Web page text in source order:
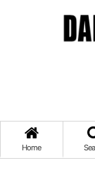
Home